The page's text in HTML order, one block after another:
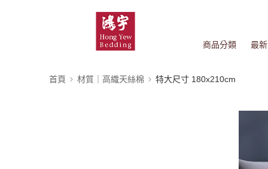
商品分類 最
首頁 材質｜高織天絲棉 特大尺寸 180x210cm